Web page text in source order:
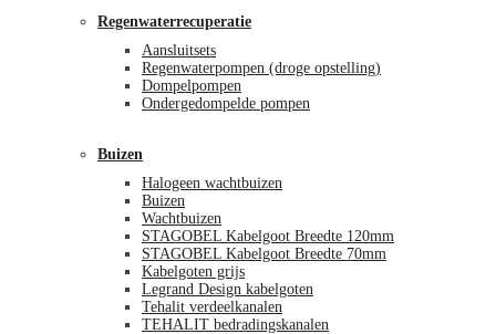
Regenwaterrecuperatie
Aansluitsets
Regenwaterpompen (droge opstelling)
Dompelpompen
Ondergedompelde pompen
Buizen
Halogeen wachtbuizen
Buizen
Wachtbuizen
STAGOBEL Kabelgoot Breedte 120mm
STAGOBEL Kabelgoot Breedte 70mm
Kabelgoten grijs
Legrand Design kabelgoten
Tehalit verdeelkanalen
TEHALIT bedradingskanalen